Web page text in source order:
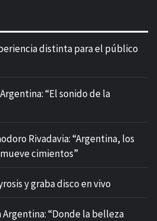
distinta para el público
“El sonido de la
Rivadavia: “Argentina, los
cimientos”
y graba disco en vivo
Argentina: “Donde la belleza